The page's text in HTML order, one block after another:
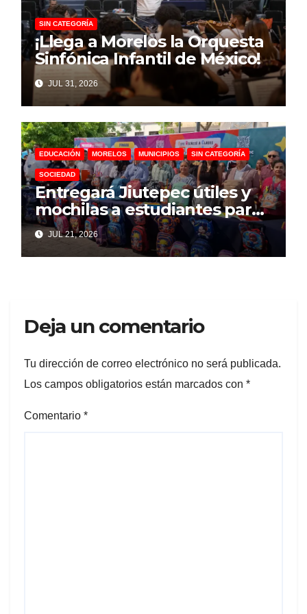
SIN CATEGORÍA
¡Llega a Morelos la Orquesta
Sinfónica Infantil de México!
JUL 31, 2026
EDUCACIÓN MORELOS MUNICIPIOS SIN CATEGORÍA
SOCIEDAD
Entregará Jiutepec útiles y
mochilas a estudiantes para
el próximo ciclo escolar
JUL 21, 2026
Deja un comentario
Tu dirección de correo electrónico no será publicada.
Los campos obligatorios están marcados con *
Comentario *